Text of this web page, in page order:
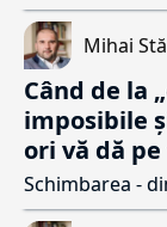
Mihai
Când de la
imposibile
ori vă dă
Schimbarea -